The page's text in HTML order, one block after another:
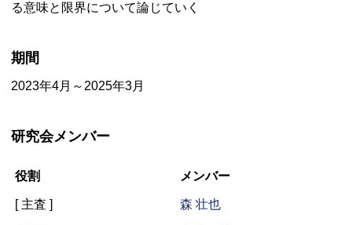
る意味と限界について論じていく
期間
2023年4月～2025年3月
研究会メンバー
役割 メンバー
[ 主査 ] 森 壮也